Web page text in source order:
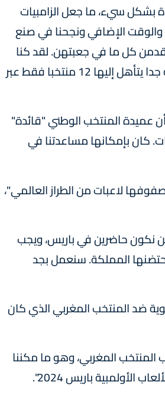
بشكل سيء، ما جعل الزامبيات
الإضافي ونجحنا في صنع
قدمن كل ما في جعبتهن. لقد كنا
قريبين من التأهل، والآن علينا مواصلة العمل. الأولمبياد منافسة صعبة جدا يتأهل إليها 12 منتخبا فقط عبر
عميدة المنتخب الوطني "قائدة"
كان بإمكانها مساعدتنا في
لاعبات من الطراز العالمي"،
نكون حاضرين في باريس، ويجب
هو كأس أمام إفريقيا 2024، التي ستحتضنها المملكة. سنعمل بجد
ضد المنتخب المغربي الذي كان
المنتخب المغربي، وهو ما مكننا
باريس 2024".